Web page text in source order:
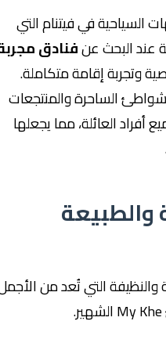
السياحية في فيتنام التي
البحث عنفنادق مجربة
إقامة متكاملة.
الساحرة والمنتجعات
العائلة، مما يجعلها
التي تُعد من الأجمل